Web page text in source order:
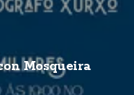
Mosqueira